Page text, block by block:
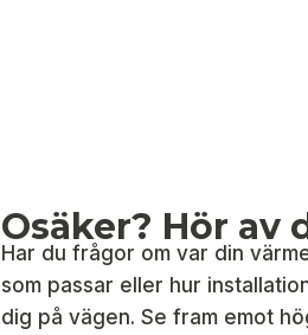
Osäker? Hör av
Har du frågor om var din
som passar eller hur
dig på vägen. Se fram emot